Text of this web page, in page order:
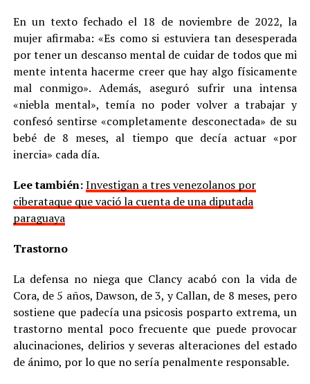
En un texto fechado el 18 de noviembre de 2022, la
mujer afirmaba: «Es como si estuviera tan desesperada
por tener un descanso mental de cuidar de todos que mi
mente intenta hacerme creer que hay algo físicamente
mal conmigo». Además, aseguró sufrir una intensa
«niebla mental», temía no poder volver a trabajar y
confesó sentirse «completamente desconectada» de su
bebé de 8 meses, al tiempo que decía actuar «por
inercia» cada día.
Lee también:Investigan a tres venezolanos por
ciberataque que vació la cuenta de una diputada
paraguaya
Trastorno
La defensa no niega que Clancy acabó con la vida de
Cora, de 5 años, Dawson, de 3, y Callan, de 8 meses, pero
sostiene que padecía una psicosis posparto extrema, un
trastorno mental poco frecuente que puede provocar
alucinaciones, delirios y severas alteraciones del estado
de ánimo, por lo que no sería penalmente responsable.